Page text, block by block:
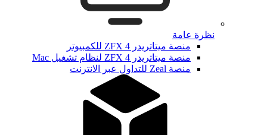
نظرة عامة
منصة ميتاتريدر ZFX 4 للكمبيوتر
منصة ميتاتريدر ZFX 4 لنظام تشغيل Mac
منصة Zeal للتداول عبر الانترنت